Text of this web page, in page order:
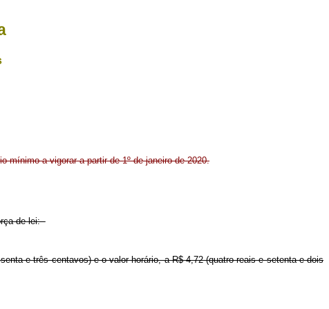
mínimo a vigorar a partir de 1º de janeiro de 2020.
de lei:
e três centavos) e o valor horário, a R$ 4,72 (quatro reais e setenta e dois